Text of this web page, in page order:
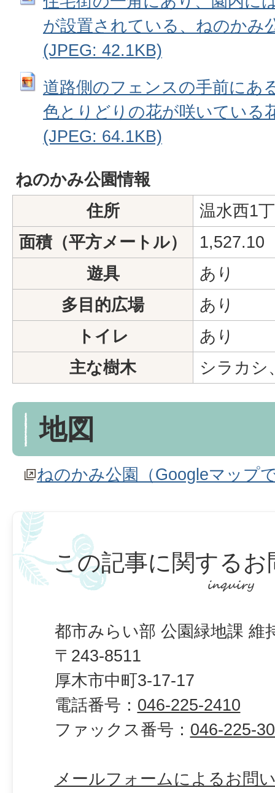
が設置されている、ねのかみ
(JPEG: 42.1KB)
道路側のフェンスの手前にあ
色とりどりの花が咲いている
(JPEG: 64.1KB)
ねのかみ公園情報
住所
温水西1
面積（平方メートル）
1,527.10
遊具
あり
多目的広場
あり
トイレ
あり
主な樹木
シラカシ
地図
ねのかみ公園（Googleマップ
この記事に関するお
都市みらい部 公園緑地課 維
〒243-8511
厚木市中町3-17-17
電話番号： 046-225-2410
ファックス番号： 046-225-
メールフォームによるお問